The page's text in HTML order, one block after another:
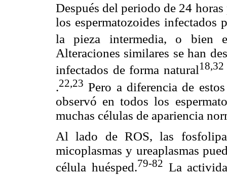
Después del periodo de 24
los espermatozoides infectados
la pieza intermedia, o bien
Alteraciones similares se han
infectados de forma natural18,32
.22,23 Pero a diferencia de
observó en todos los
muchas células de apariencia
Al lado de ROS, las
micoplasmas y ureaplasmas
célula huésped.79-82 La